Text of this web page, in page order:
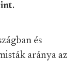
és
aránya az